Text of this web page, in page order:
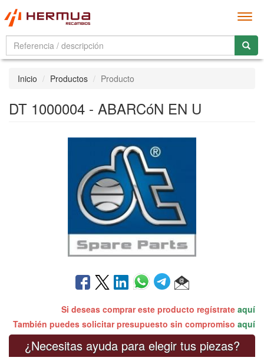
Inicio Productos Producto
DT 1000004 - ABARCóN EN U
Si deseas comprar este producto regístrate aquí
También puedes solicitar presupuesto sin compromiso aquí
¿Necesitas ayuda para elegir tus piezas?